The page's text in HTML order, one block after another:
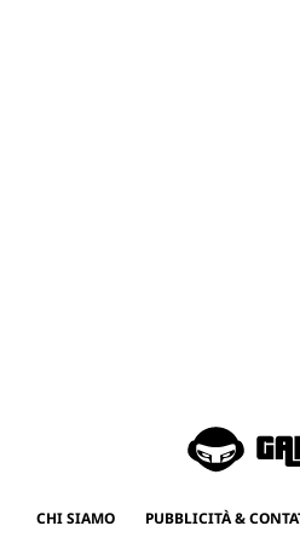
CHI SIAMO PUBBLICITÀ &